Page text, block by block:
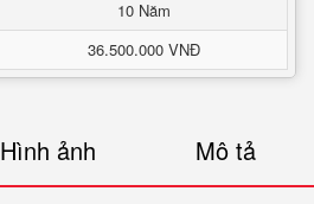
10 Năm
36.500.000 VNĐ
Hình ảnh Mô tả